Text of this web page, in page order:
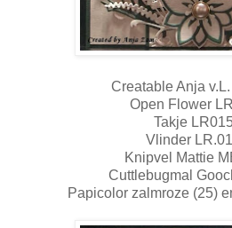
Creatable Anja
Open Flower
Takje
Vlinder
Knipvel Mattie
Cuttlebugmal
Papicolor zalmroze (25)